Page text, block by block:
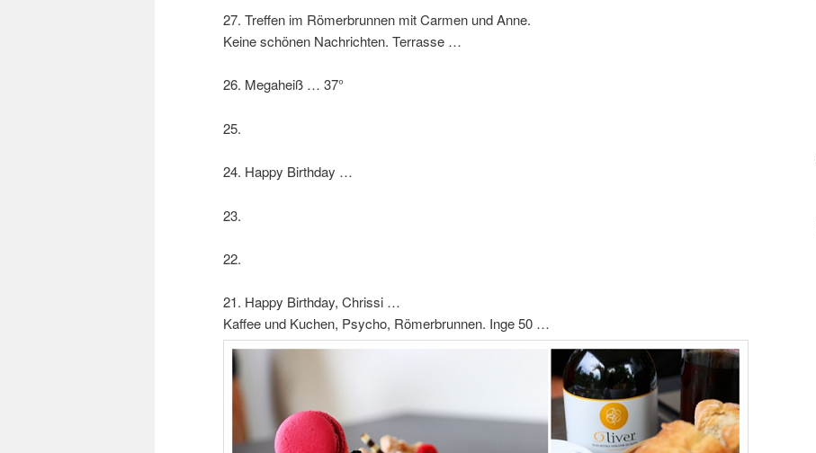
27. Treffen im Römerbrunnen mit Carmen und Anne.
Keine schönen Nachrichten. Terrasse …
26. Megaheiß … 37°
25.
24. Happy Birthday …
23.
22.
21. Happy Birthday, Chrissi …
Kaffee und Kuchen, Psycho, Römerbrunnen. Inge 50 …